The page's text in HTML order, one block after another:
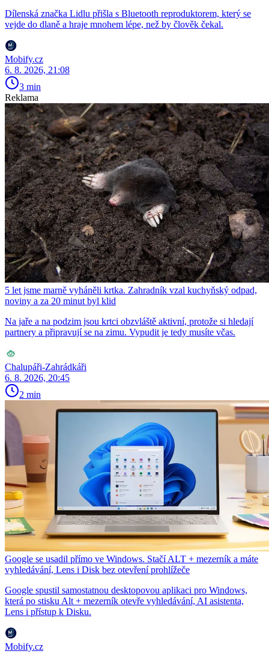
Dílenská značka Lidlu přišla s Bluetooth reproduktorem, který se
vejde do dlaně a hraje mnohem lépe, než by člověk čekal.
Mobify.cz
6. 8. 2026, 21:08
3 min
Reklama
5 let jsme marně vyháněli krtka. Zahradník vzal kuchyňský odpad,
noviny a za 20 minut byl klid
Na jaře a na podzim jsou krtci obzvláště aktivní, protože si hledají
partnery a připravují se na zimu. Vypudit je tedy musíte včas.
Chalupáři-Zahrádkáři
6. 8. 2026, 20:45
2 min
Google se usadil přímo ve Windows. Stačí ALT + mezerník a máte
vyhledávání, Lens i Disk bez otevření prohlížeče
Google spustil samostatnou desktopovou aplikaci pro Windows,
která po stisku Alt + mezerník otevře vyhledávání, AI asistenta,
Lens i přístup k Disku.
Mobify.cz